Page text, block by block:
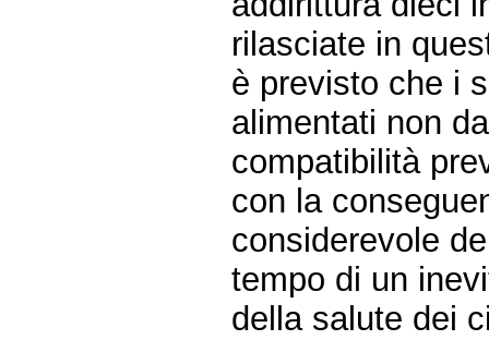
rilasciate in
è previsto che i
alimentati non
compatibilità
con la
considerevole
tempo di un
della salute dei